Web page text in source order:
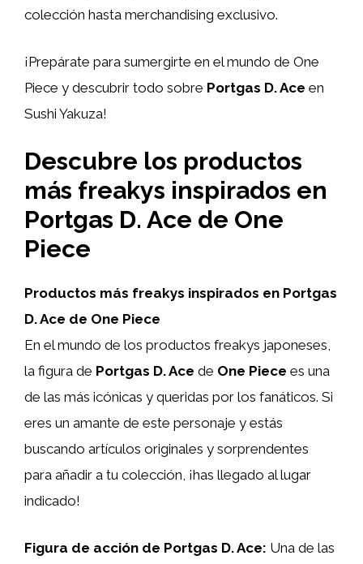
colección hasta merchandising exclusivo.
¡Prepárate para sumergirte en el mundo de One
Piece y descubrir todo sobre Portgas D. Ace en
Sushi Yakuza!
Descubre los productos
más freakys inspirados en
Portgas D. Ace de One
Piece
Productos más freakys inspirados en Portgas
D. Ace de One Piece
En el mundo de los productos freakys japoneses,
la figura de Portgas D. Ace de One Piece es una
de las más icónicas y queridas por los fanáticos. Si
eres un amante de este personaje y estás
buscando artículos originales y sorprendentes
para añadir a tu colección, ¡has llegado al lugar
indicado!
Figura de acción de Portgas D. Ace: Una de las